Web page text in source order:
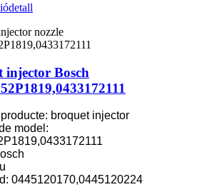
detall
injector Bosch
broquet injector
model:
0445120170,0445120224